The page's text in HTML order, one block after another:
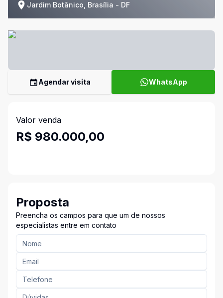
Jardim Botânico, Brasília - DF
Agendar visita WhatsApp
Valor venda
R$ 980.000,00
Proposta
Preencha os campos para que um de nossos
especialistas entre em contato